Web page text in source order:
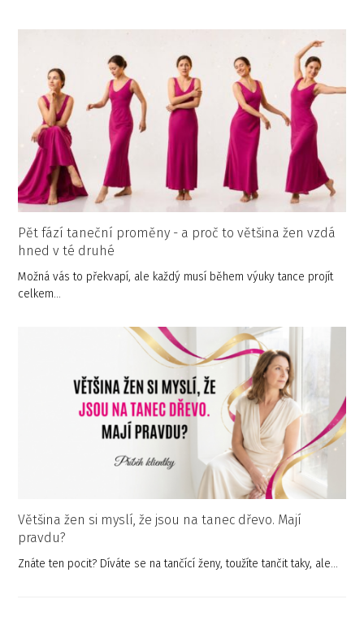
Pět fází taneční proměny - a proč to většina žen vzdá
hned v té druhé
Možná vás to překvapí, ale každý musí během výuky tance projít
celkem…
Většina žen si myslí, že jsou na tanec dřevo. Mají
pravdu?
Znáte ten pocit? Díváte se na tančící ženy, toužíte tančit taky, ale…